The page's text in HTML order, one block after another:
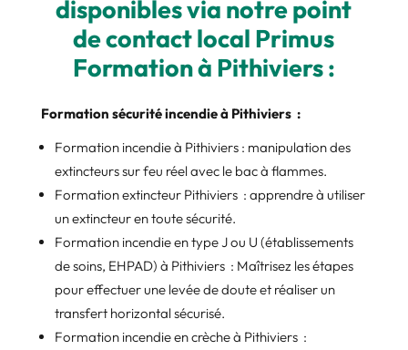
disponibles via notre point
de contact local Primus
Formation à Pithiviers :
Formation sécurité incendie à Pithiviers :
Formation incendie à Pithiviers : manipulation des
extincteurs sur feu réel avec le bac à flammes.
Formation extincteur Pithiviers : apprendre à utiliser
un extincteur en toute sécurité.
Formation incendie en type J ou U (établissements
de soins, EHPAD) à Pithiviers : Maîtrisez les étapes
pour effectuer une levée de doute et réaliser un
transfert horizontal sécurisé.
Formation incendie en crèche à Pithiviers :